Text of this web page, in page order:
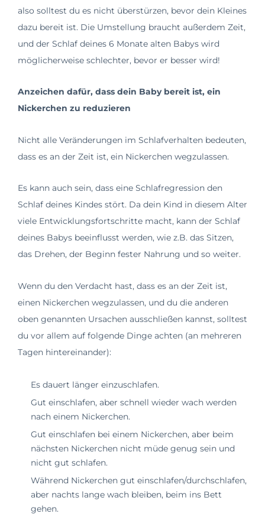
also solltest du es nicht überstürzen, bevor dein Kleines
dazu bereit ist. Die Umstellung braucht außerdem Zeit,
und der Schlaf deines 6 Monate alten Babys wird
möglicherweise schlechter, bevor er besser wird!
Anzeichen dafür, dass dein Baby bereit ist, ein
Nickerchen zu reduzieren
Nicht alle Veränderungen im Schlafverhalten bedeuten,
dass es an der Zeit ist, ein Nickerchen wegzulassen.
Es kann auch sein, dass eine Schlafregression den
Schlaf deines Kindes stört. Da dein Kind in diesem Alter
viele Entwicklungsfortschritte macht, kann der Schlaf
deines Babys beeinflusst werden, wie z.B. das Sitzen,
das Drehen, der Beginn fester Nahrung und so weiter.
Wenn du den Verdacht hast, dass es an der Zeit ist,
einen Nickerchen wegzulassen, und du die anderen
oben genannten Ursachen ausschließen kannst, solltest
du vor allem auf folgende Dinge achten (an mehreren
Tagen hintereinander):
Es dauert länger einzuschlafen.
Gut einschlafen, aber schnell wieder wach werden
nach einem Nickerchen.
Gut einschlafen bei einem Nickerchen, aber beim
nächsten Nickerchen nicht müde genug sein und
nicht gut schlafen.
Während Nickerchen gut einschlafen/durchschlafen,
aber nachts lange wach bleiben, beim ins Bett
gehen.